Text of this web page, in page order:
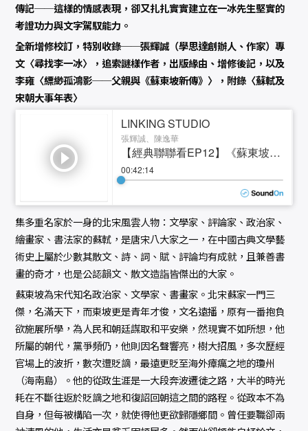
傳記──這樣的情感表現，卻又扎扎實實建立在一冰先生堅實的
考證功力與文字駕馭能力。
全新增修校訂，特別收錄──張輝誠（學思達創辦人、作家）專
文〈尋找李一冰〉，追索謎樣作者，出版緣由、增修後記，以及
李雍〈縹緲孤鴻影──父親與《蘇東坡新傳》〉，附錄〈蘇軾及
宋朝大事年表〉
集多重名家於一身的北宋風雲人物：文學家、評論家、政治家、
繪畫家、書法家的蘇軾，是唐宋八大家之一，在中國古典文學藝
術史上屬於少數其散文、詩、詞、賦、評論均有成就，且兼善書
畫的奇才，也是公認韻文、散文造詣皆傑出的大家。
蘇東坡為宋代知名政治家、文學家、書畫家。北宋蘇家一門三
傑，名滿天下，而東坡更是青年才俊，文名遠播，原有一番抱負
欲施展所學，為人民和朝廷謀取和平安樂，然現實不如所想，他
所屬的朝代，黨爭頻仍，他則因名聲響亮，樹大招風，多次歷經
官場上的波折，數次遭貶謫，最遠更貶至海外瘴癘之地的瓊州
（海南島）。他的從政生涯是一大段奔波遷徙之路，大半的時光
耗在不斷往返於貶謫之地和復詔回朝這之間的路程。從政本不為
自身，但每被構陷一次，就使得他更欲歸隱鄉間。曾任要職卻兩